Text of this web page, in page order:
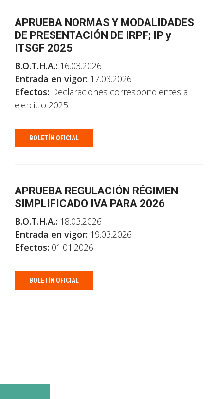
APRUEBA NORMAS Y MODALIDADES
DE PRESENTACIÓN DE IRPF; IP y
ITSGF 2025
B.O.T.H.A.: 16.03.2026
Entrada en vigor: 17.03.2026
Efectos: Declaraciones correspondientes al
ejercicio 2025.
BOLETÍN OFICIAL
APRUEBA REGULACIÓN RÉGIMEN
SIMPLIFICADO IVA PARA 2026
B.O.T.H.A.: 18.03.2026
Entrada en vigor: 19.03.2026
Efectos: 01.01.2026
BOLETÍN OFICIAL